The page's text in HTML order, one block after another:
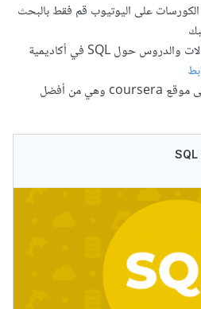
على اليوتيوب قم فقط بالبحث
كما لديك سلسلة من المقالات والدروس حول SQL في أكاديمية
كما يوجد عدة دورات على موقع coursera وهي من أفضل